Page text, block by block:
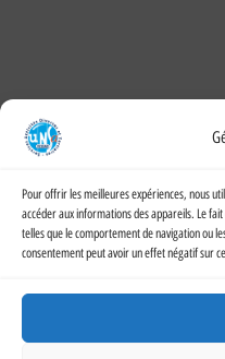
Pour offrir les meilleures expériences, nous
accéder aux informations des appareils. Le
telles que le comportement de navigation ou
consentement peut avoir un effet négatif sur